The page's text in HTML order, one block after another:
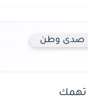
صدى وطن
تهمك